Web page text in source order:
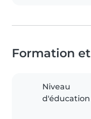
Formation
Niveau
d'éducation